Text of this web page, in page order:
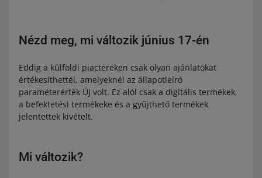
Nézd meg, mi változik június 17-én
Eddig a külföldi piactereken csak olyan ajánlatokat
értékesíthettél, amelyeknél az állapotleíró
paraméterérték Új volt. Ez alól csak a digitális termékek,
a befektetési termékeke és a gyűjthető termékek
jelentettek kivételt.
Mi változik?